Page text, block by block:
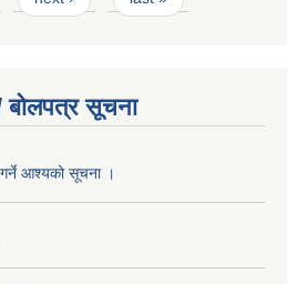
बोलपत्र सूचना
आश्यको सूचना ।